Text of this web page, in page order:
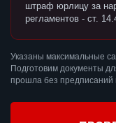
штраф юрлицу за
регламентов - ст.
Указаны максимальные
Подготовим документы
прошла без